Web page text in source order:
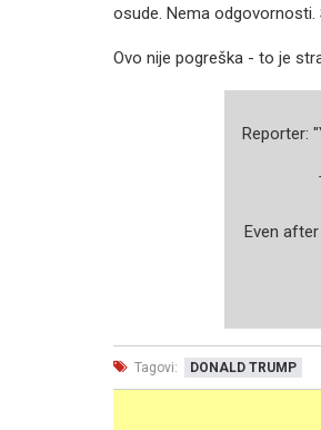
osude. Nema odgovornosti.
Ovo nije pogreška - to je
Reporter:
Even
Tagovi: DONALD TRUMP